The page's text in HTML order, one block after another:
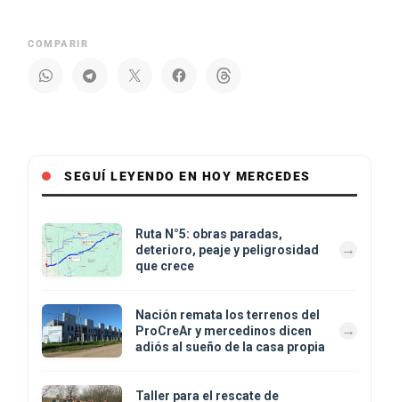
COMPARIR
SEGUÍ LEYENDO EN HOY MERCEDES
Ruta N°5: obras paradas,
deterioro, peaje y peligrosidad
que crece
Nación remata los terrenos del
ProCreAr y mercedinos dicen
adiós al sueño de la casa propia
Taller para el rescate de